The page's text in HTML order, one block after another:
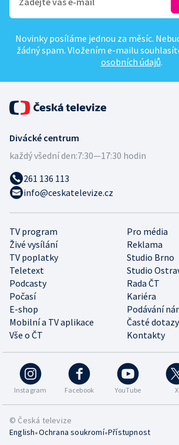
Novinky posíláme jednou za měsíc.
žádný spam. Vložením e-mailu
osobních údajů.